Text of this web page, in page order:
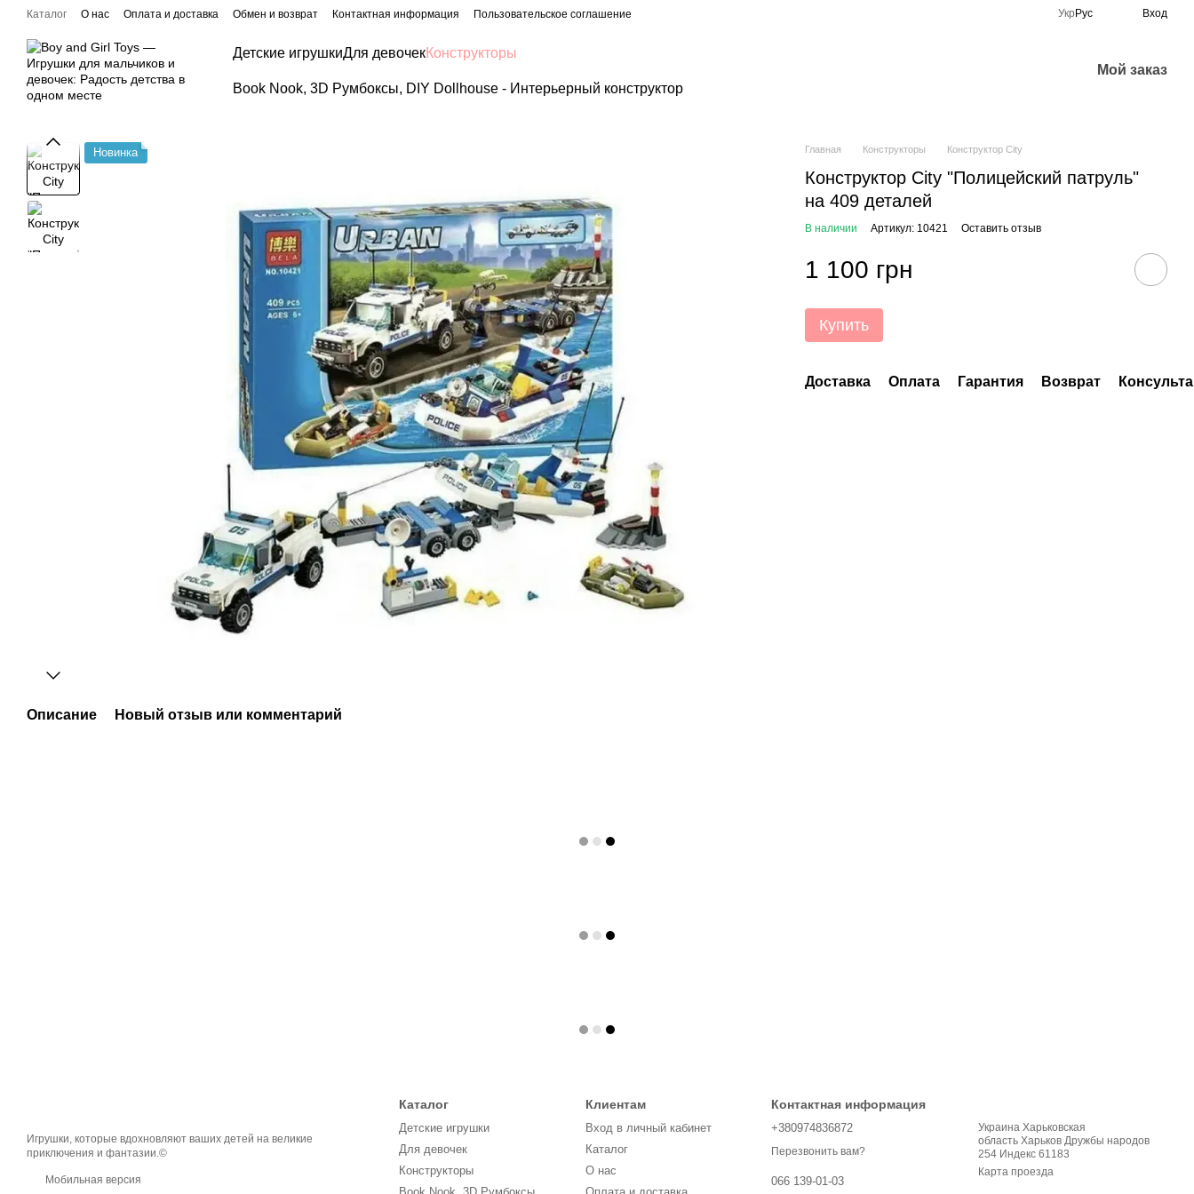
Перейти к основному контенту
Каталог О нас Оплата и доставка Обмен и возврат Контактная информация Пользовательское соглашение Укр Рус Вход
Детские игрушкиДля девочекКонструкторы
Book Nook, 3D Румбоксы, DIY Dollhouse - Интерьерный конструктор
Мой заказ
Новинка
Описание Новый отзыв или комментарий
Главная Конструкторы Конструктор City
Конструктор City "Полицейский патруль"
на 409 деталей
В наличии Артикул: 10421 Оставить отзыв
1 100 грн
Купить
Доставка Оплата Гарантия Возврат
Игрушки, которые вдохновляют ваших детей на великие
приключения и фантазии.©
Мобильная версия
Каталог
Детские игрушки
Для девочек
Конструкторы
Клиентам
Вход в личный кабинет
Каталог
О нас
Контактная информация
+380974836872
Перезвонить вам?
066 139-01-03
Украина Харьковская
область Харьков Дружбы народов
254 Индекс 61183
Карта проезда